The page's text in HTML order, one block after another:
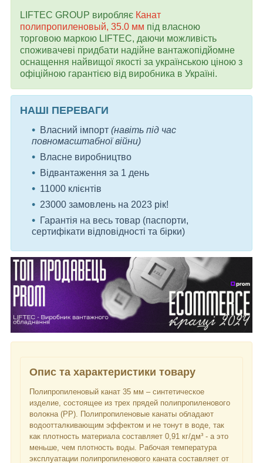
LIFTEC GROUP виробляє Канат
полипропиленовый, 35.0 мм під власною
торговою маркою LIFTEC, даючи можливість
споживачеві придбати надійне вантажопідйомне
оснащення найвищої якості за українською ціною з
офіційною гарантією від виробника в Україні.
НАШІ ПЕРЕВАГИ
Власний імпорт (навіть під час
повномасштабної війни)
Власне виробництво
Відвантаження за 1 день
11000 клієнтів
23000 замовлень на 2023 рік!
Гарантія на весь товар (паспорти,
сертифікати відповідності та бірки)
Опис та характеристики товару
Полипропиленовый канат 35 мм – синтетическое
изделие, состоящее из трех прядей полипропиленового
волокна (РР). Полипропиленовые канаты обладают
водоотталкивающим эффектом и не тонут в воде, так
как плотность материала составляет 0,91 кг/дм³ - а это
меньше, чем плотность воды. Рабочая температура
эксплуатации полипропиленового каната составляет от